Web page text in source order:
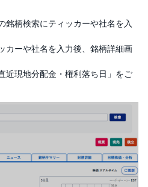
銘柄検索にティッカーや社名を入
カーや社名を入力後、銘柄詳細画
近現地分配金・権利落ち日」をご